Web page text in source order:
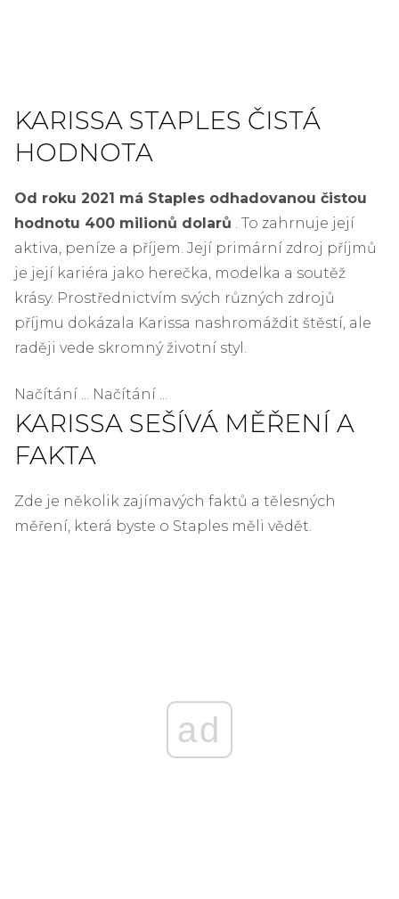
KARISSA STAPLES ČISTÁ
HODNOTA
Od roku 2021 má Staples odhadovanou čistou
hodnotu 400 milionů dolarů . To zahrnuje její
aktiva, peníze a příjem. Její primární zdroj příjmů
je její kariéra jako herečka, modelka a soutěž
krásy. Prostřednictvím svých různých zdrojů
příjmu dokázala Karissa nashromáždit štěstí, ale
raději vede skromný životní styl.
Načítání ... Načítání ...
KARISSA SEŠÍVÁ MĚŘENÍ A
FAKTA
Zde je několik zajímavých faktů a tělesných
měření, která byste o Staples měli vědět.
ad